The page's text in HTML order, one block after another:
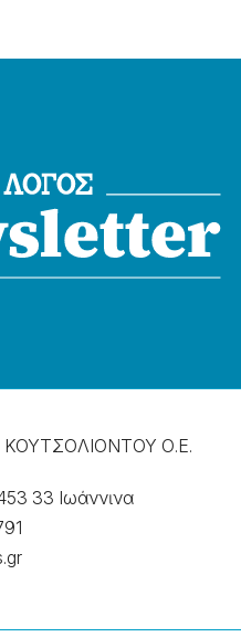
ΚΟΥΤΣΟΛΙΟΝΤΟΥ Ο.Ε.
33 Ιωάννɩνα